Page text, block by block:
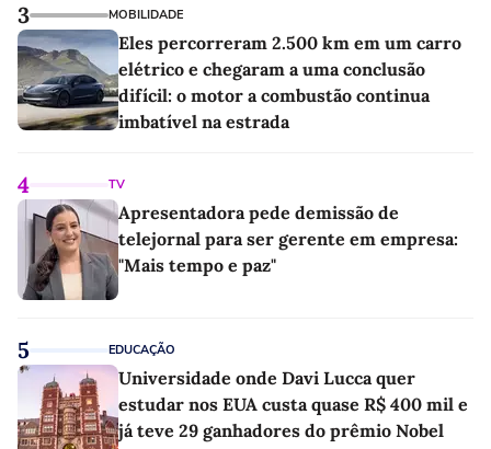
3 MOBILIDADE
Eles percorreram 2.500 km em um carro
elétrico e chegaram a uma conclusão
difícil: o motor a combustão continua
imbatível na estrada
4 TV
Apresentadora pede demissão de
telejornal para ser gerente em empresa:
"Mais tempo e paz"
5 EDUCAÇÃO
Universidade onde Davi Lucca quer
estudar nos EUA custa quase R$ 400 mil e
já teve 29 ganhadores do prêmio Nobel